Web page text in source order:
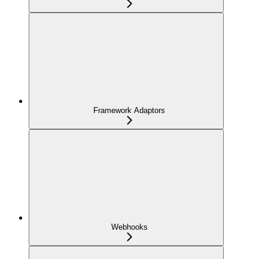
Framework Adaptors
Webhooks